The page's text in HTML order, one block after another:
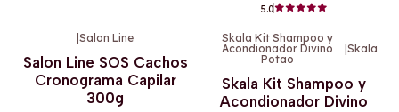
5.0
Agotado
|Salon Line
Salon Line SOS Cachos
Cronograma Capilar
300g
-5%OFF
Skala Kit Shampoo y
Acondionador Divino
Potao
|Skala
Skala Kit Shampoo y
Acondionador Divino